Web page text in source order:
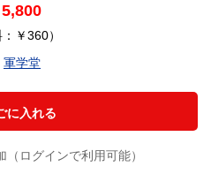
5,800
：￥360）
軍学堂
に入れる
ログインで利用可能）